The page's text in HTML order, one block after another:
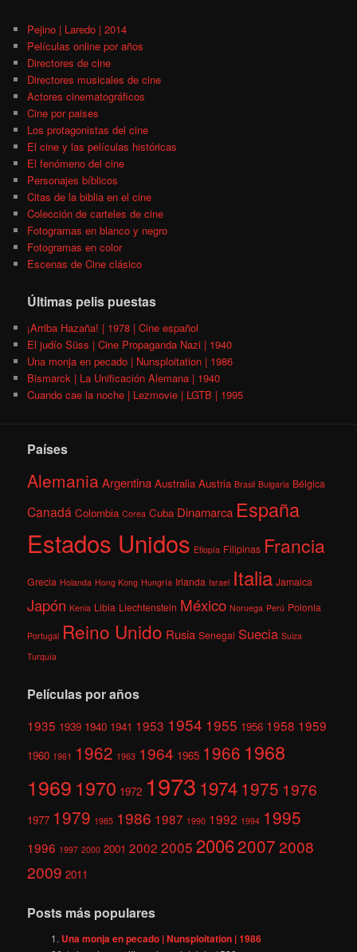
Pejino | Laredo | 2014
Películas online por años
Directores de cine
Directores musicales de cine
Actores cinematográficos
Cine por paises
Los protagonistas del cine
El cine y las películas históricas
El fenómeno del cine
Personajes bíblicos
Citas de la biblia en el cine
Colección de carteles de cine
Fotogramas en blanco y negro
Fotogramas en color
Escenas de Cine clásico
Últimas pelis puestas
¡Arriba Hazaña! | 1978 | Cine español
El judío Süss | Cine Propaganda Nazi | 1940
Una monja en pecado | Nunsploitation | 1986
Bismarck | La Unificación Alemana | 1940
Cuando cae la noche | Lezmovie | LGTB | 1995
Países
AlemaniaArgentina Australia Austria Brasil Bulgaria Bélgica
Canadá Colombia Corea Cuba Dinamarca España
Estados Unidos Etiopía Filipinas Francia
Grecia Holanda Hong Kong Hungría Irlanda Israel Italia Jamaica
Japón Kenia Libia Liechtenstein México Noruega Perú Polonia
Portugal Reino Unido Rusia Senegal Suecia Suiza
Turquía
Películas por años
1935 1939 1940 1941 1953 1954 1955 1956 1958 1959
1960 1961 1962 1963 1964 1965 1966 1968
1969 1970 1972 1973 1974 1975 1976
1977 1979 1985 1986 1987 1990 1992 1994 1995
1996 1997 2000 2001 2002 2005 200620072008
2009 2011
Posts más populares
Una monja en pecado | Nunsploitation | 1986